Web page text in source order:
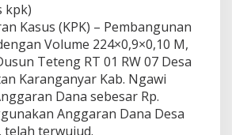
kpk)
Kasus (KPK) – Pembangunan
Volume 224×0,9×0,10 M,
Teteng RT 01 RW 07 Desa
Karanganyar Kab. Ngawi
Dana sebesar Rp.
Anggaran Dana Desa
telah terwujud.